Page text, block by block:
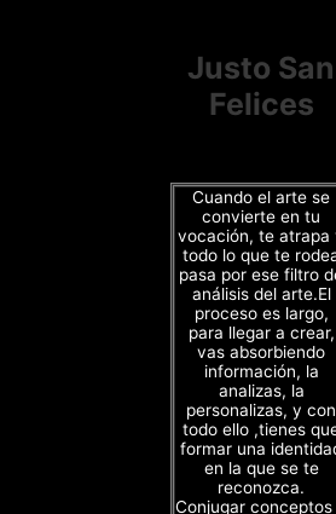
Justo San
Felices
Cuando el arte se
convierte en tu
vocación, te atrapa
todo lo que te
pasa por ese filtro
análisis del arte.El
proceso es largo,
para llegar a crear,
vas absorbiendo
información, la
analizas, la
personalizas, y con
todo ello ,tienes
formar una
en la que se te
reconozca.
Conjugar